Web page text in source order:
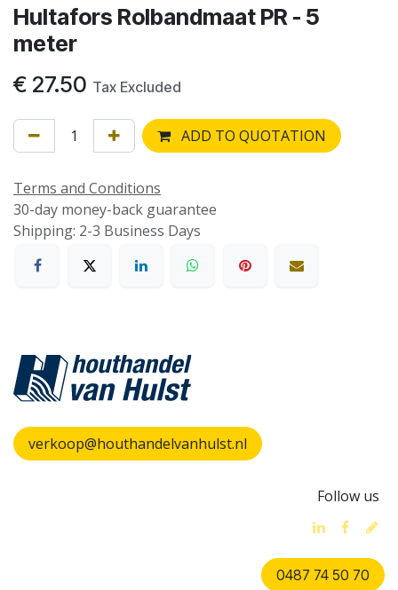
Hultafors Rolbandmaat PR - 5
meter
€ 27.50 Tax Excluded
ADD TO QUOTATION
Terms and Conditions
30-day money-back guarantee
Shipping: 2-3 Business Days
verkoop@houthandelvanhulst.nl
Follow us
0487 74 50 70